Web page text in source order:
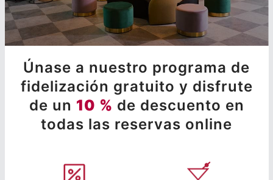
Únase a nuestro programa de
fidelización gratuito y disfrute
de un 10 % de descuento en
todas las reservas online